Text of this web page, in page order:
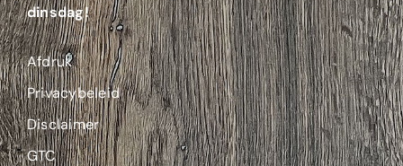
dinsdag!
Afdruk
Privacybeleid
Disclaimer
GTC